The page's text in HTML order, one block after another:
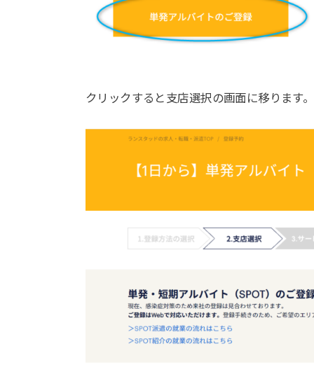
クリックすると支店選択の画面に移ります。